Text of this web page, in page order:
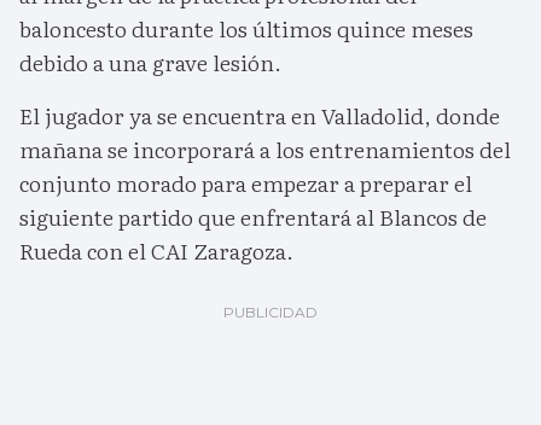
baloncesto durante los últimos quince meses
debido a una grave lesión.
El jugador ya se encuentra en Valladolid, donde
mañana se incorporará a los entrenamientos del
conjunto morado para empezar a preparar el
siguiente partido que enfrentará al Blancos de
Rueda con el CAI Zaragoza.